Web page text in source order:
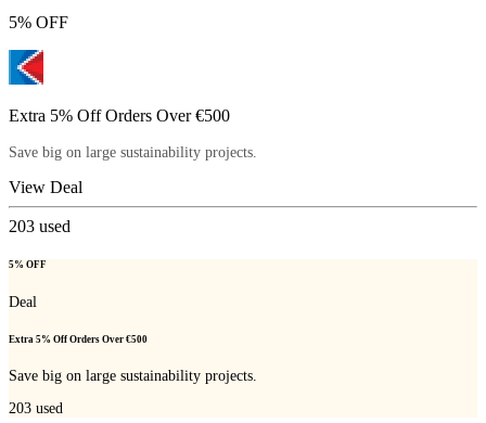
5% OFF
Extra 5% Off Orders Over €500
Save big on large sustainability projects.
View Deal
203 used
5% OFF
Deal
Extra 5% Off Orders Over €500
Save big on large sustainability projects.
203 used